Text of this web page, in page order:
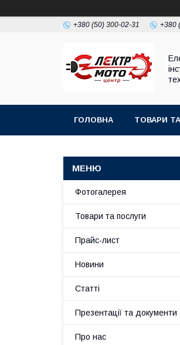
+380 (50) 300-02-31 +380
ГОЛОВНА ТОВАРИ
Фотогалерея
Товари та послуги
Прайс-лист
Новини
Статті
Презентації та документи
Про нас